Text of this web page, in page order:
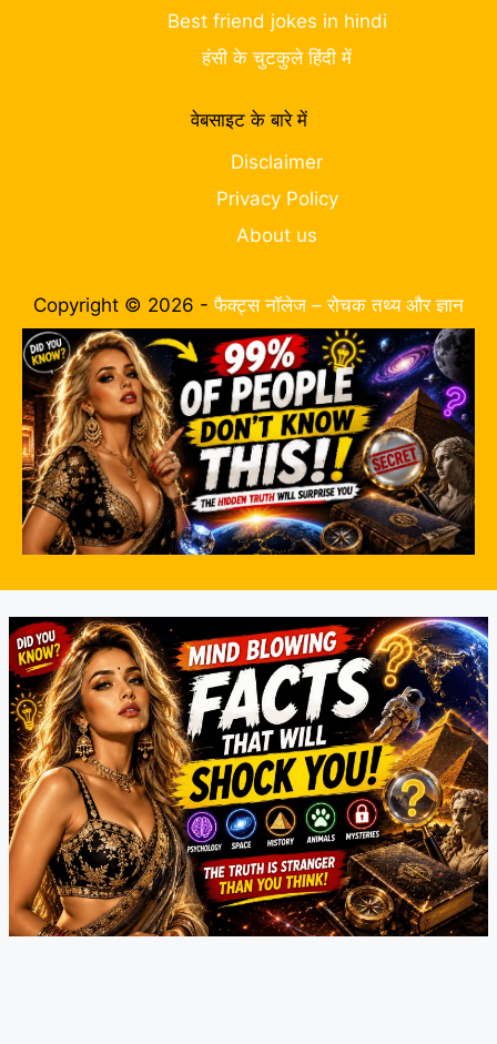
Best friend jokes in hindi
हंसी के चुटकुले हिंदी में
वेबसाइट के बारे में
Disclaimer
Privacy Policy
About us
Copyright © 2026 -फैक्ट्स नॉलेज – रोचक तथ्य और ज्ञान